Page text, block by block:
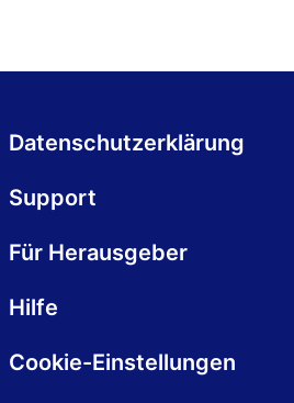
Datenschutzerklärung
Support
Für Herausgeber
Hilfe
Cookie-Einstellungen